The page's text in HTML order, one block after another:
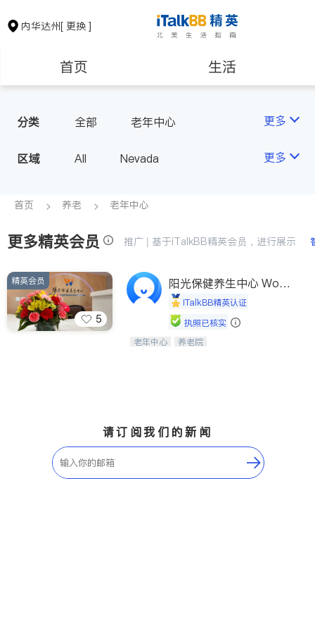
内华达州[ 更换 ]
首页 生活
保险理财
会计师
教育 养老
非盈利组织
分类 全部 老年中心 更多
区域 All Nevada 更多
首页 养老 老年中心
更多精英会员 推广 | 基于iTalkBB精英会员，进行展示
5
精英会员
阳光保健养生中心 World
shineiTalkBB精英认证
执照已核实
阳光保健养生中心为老年人提供日间护
老年中心 养老院
请订阅我们的新闻